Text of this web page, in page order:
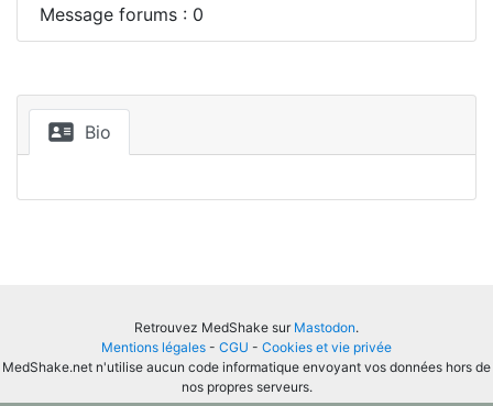
Message forums : 0
Bio
Retrouvez MedShake sur Mastodon.
Mentions légales - CGU - Cookies et vie privée
MedShake.net n'utilise aucun code informatique envoyant vos données hors de
nos propres serveurs.